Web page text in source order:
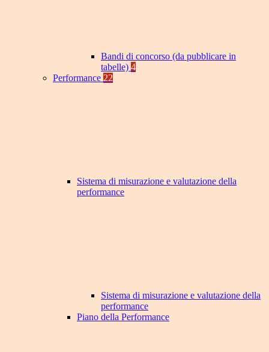
Bandi di concorso (da pubblicare in
tabelle) 4
Performance 22
Sistema di misurazione e valutazione della
performance
Sistema di misurazione e valutazione della
performance
Piano della Performance